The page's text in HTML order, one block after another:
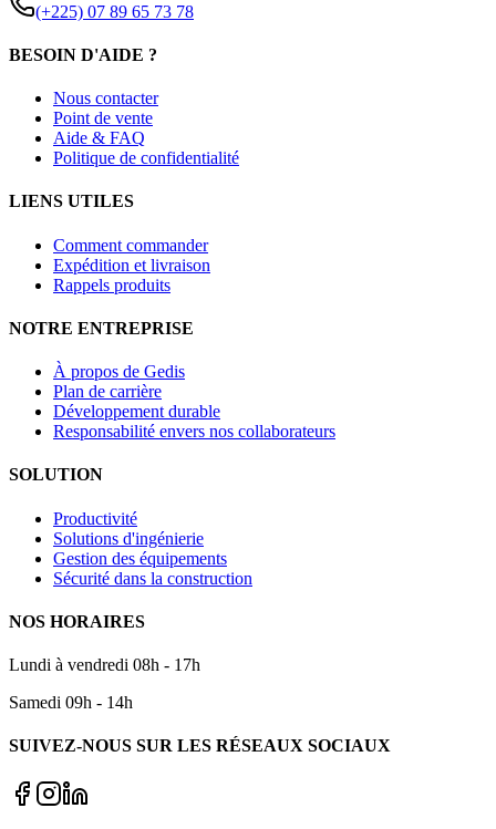
(+225) 07 89 65 73 78
BESOIN D'AIDE ?
Nous contacter
Point de vente
Aide & FAQ
Politique de confidentialité
LIENS UTILES
Comment commander
Expédition et livraison
Rappels produits
NOTRE ENTREPRISE
À propos de Gedis
Plan de carrière
Développement durable
Responsabilité envers nos collaborateurs
SOLUTION
Productivité
Solutions d'ingénierie
Gestion des équipements
Sécurité dans la construction
NOS HORAIRES
Lundi à vendredi 08h - 17h
Samedi 09h - 14h
SUIVEZ-NOUS SUR LES RÉSEAUX SOCIAUX